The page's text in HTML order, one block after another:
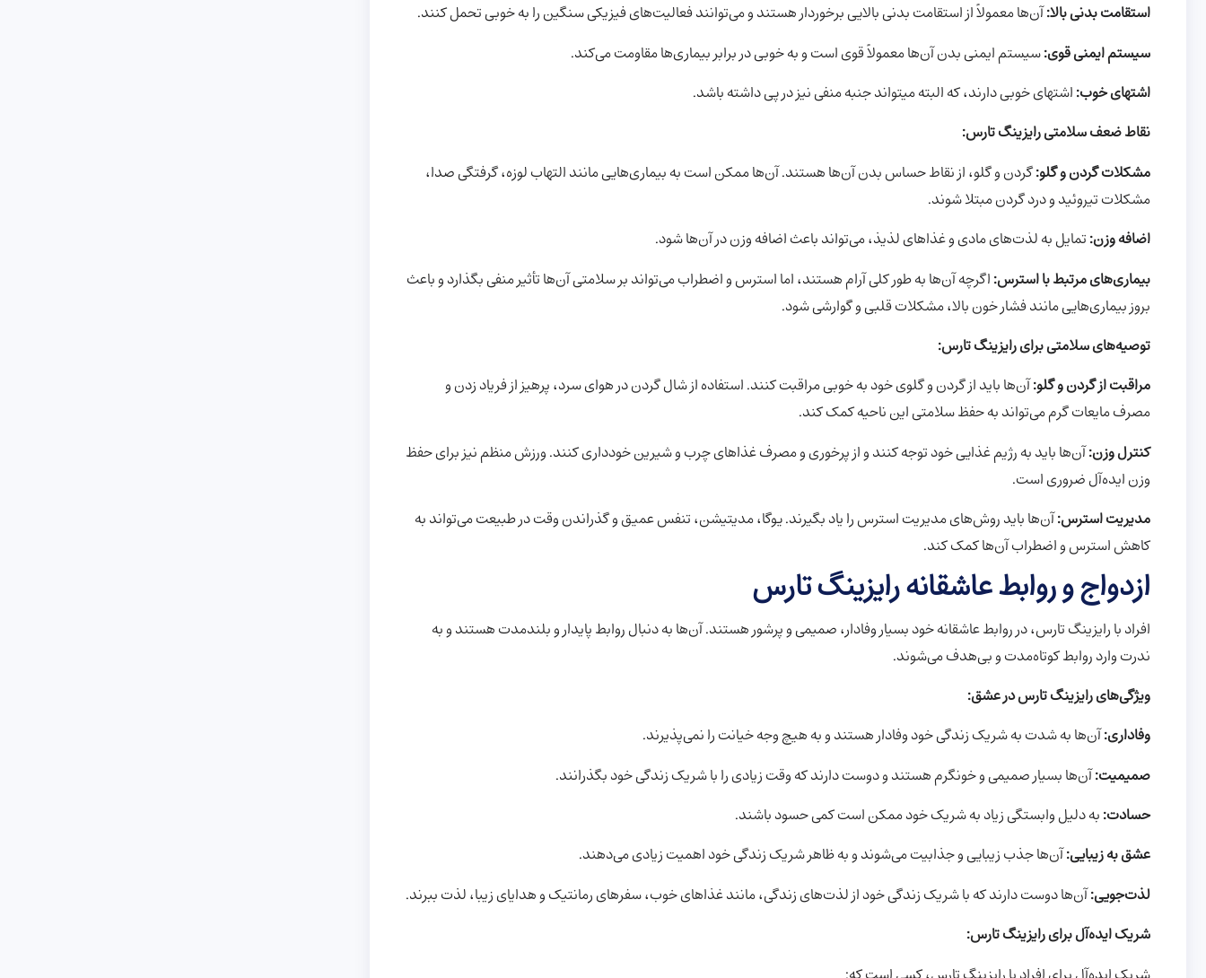
استقامت بدنی بالا:آن‌ها معمولاً از استقامت بدنی بالایی برخوردار هستند و می‌توانند فعالیت‌های فیزیکی سنگین را به خوبی تحمل کنند.
سیستم ایمنی قوی:سیستم ایمنی بدن آن‌ها معمولاً قوی است و به خوبی در برابر بیماری‌ها مقاومت می‌کند.
اشتهای خوب:اشتهای خوبی دارند، که البته میتواند جنبه منفی نیز در پی داشته باشد.
نقاط ضعف سلامتی رایزینگ تارس:
مشکلات گردن و گلو:گردن و گلو، از نقاط حساس بدن آن‌ها هستند. آن‌ها ممکن است به بیماری‌هایی مانند التهاب لوزه، گرفتگی صدا،
مشکلات تیروئید و درد گردن مبتلا شوند.
اضافه وزن:تمایل به لذت‌های مادی و غذاهای لذیذ، می‌تواند باعث اضافه وزن در آن‌ها شود.
بیماری‌های مرتبط با استرس:اگرچه آن‌ها به طور کلی آرام هستند، اما استرس و اضطراب می‌تواند بر سلامتی آن‌ها تأثیر منفی بگذارد و باعث
بروز بیماری‌هایی مانند فشار خون بالا، مشکلات قلبی و گوارشی شود.
توصیه‌های سلامتی برای رایزینگ تارس:
مراقبت از گردن و گلو:آن‌ها باید از گردن و گلوی خود به خوبی مراقبت کنند. استفاده از شال گردن در هوای سرد، پرهیز از فریاد زدن و
مصرف مایعات گرم می‌تواند به حفظ سلامتی این ناحیه کمک کند.
کنترل وزن:آن‌ها باید به رژیم غذایی خود توجه کنند و از پرخوری و مصرف غذاهای چرب و شیرین خودداری کنند. ورزش منظم نیز برای حفظ
وزن ایده‌آل ضروری است.
مدیریت استرس:آن‌ها باید روش‌های مدیریت استرس را یاد بگیرند. یوگا، مدیتیشن، تنفس عمیق و گذراندن وقت در طبیعت می‌تواند به
کاهش استرس و اضطراب آن‌ها کمک کند.
ازدواج و روابط عاشقانه رایزینگ تارس
افراد با رایزینگ تارس، در روابط عاشقانه خود بسیار وفادار، صمیمی و پرشور هستند. آن‌ها به دنبال روابط پایدار و بلندمدت هستند و به
ندرت وارد روابط کوتاه‌مدت و بی‌هدف می‌شوند.
ویژگی‌های رایزینگ تارس در عشق:
وفاداری:آن‌ها به شدت به شریک زندگی خود وفادار هستند و به هیچ وجه خیانت را نمی‌پذیرند.
صمیمیت:آن‌ها بسیار صمیمی و خونگرم هستند و دوست دارند که وقت زیادی را با شریک زندگی خود بگذرانند.
حسادت:به دلیل وابستگی زیاد به شریک خود ممکن است کمی حسود باشند.
عشق به زیبایی:آن‌ها جذب زیبایی و جذابیت می‌شوند و به ظاهر شریک زندگی خود اهمیت زیادی می‌دهند.
لذت‌جویی:آن‌ها دوست دارند که با شریک زندگی خود از لذت‌های زندگی، مانند غذاهای خوب، سفرهای رمانتیک و هدایای زیبا، لذت ببرند.
شریک ایده‌آل برای رایزینگ تارس: